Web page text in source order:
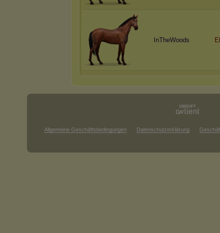
InTheWoods
Allgemeine Geschäftsbedingungen Datenschutzerklärung